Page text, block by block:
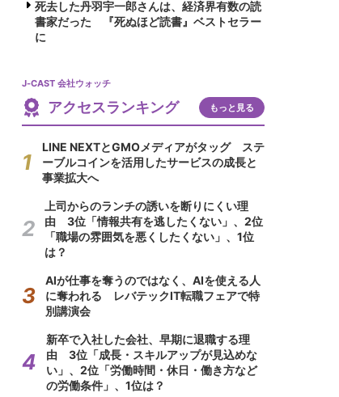
死去した丹羽宇一郎さんは、経済界有数の読
書家だった 『死ぬほど読書』ベストセラー
に
J-CAST 会社ウォッチ
アクセスランキング もっと見る
LINE NEXTとGMOメディアがタッグ ステ
ーブルコインを活用したサービスの成長と
事業拡大へ
上司からのランチの誘いを断りにくい理
由 3位「情報共有を逃したくない」、2位
「職場の雰囲気を悪くしたくない」、1位
は？
AIが仕事を奪うのではなく、AIを使える人
に奪われる レバテックIT転職フェアで特
別講演会
新卒で入社した会社、早期に退職する理
由 3位「成長・スキルアップが見込めな
い」、2位「労働時間・休日・働き方など
の労働条件」、1位は？